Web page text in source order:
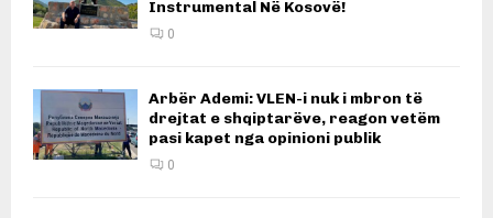
Instrumental Në Kosovë!
0
Arbër Ademi: VLEN-i nuk i mbron të
drejtat e shqiptarëve, reagon vetëm
pasi kapet nga opinioni publik
0